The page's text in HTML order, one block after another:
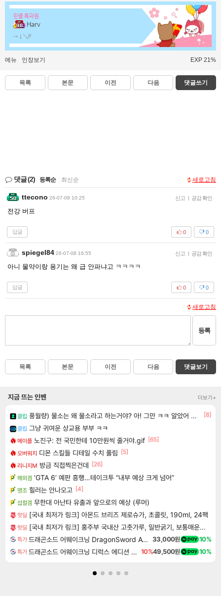
린클 특파원
Harv
→↓↘P
메뉴 인장보기 EXP 21%
목록 본문 이전 다음 댓글쓰기
댓글(2) 등록순 최신순 새로고침
ttecono 26-07-08 10:25 신고 | 공감 확인
전강 버프
답글 0
0
spiegel84 26-07-08 16:55 신고 | 공감 확인
아니 물약이랑 용기는 왜 급 안파냐고 ㅋㅋㅋㅋ
답글 0
0
새로고침
등록
목록 본문 이전 다음 댓글보기
지금 뜨는 인벤 더보기+
클립 풍월량) 물소는 왜 물소라고 하는거야? 아! 그만 ㅋㅋ 알았어 ㅋㅋ
[8]
클립 그냥 귀여운 상교용 부부 ㅋㅋ
메이플 노진구: 전 국민한테 10만원씩 줄거야.gif [65]
오버워치 디몬 스킬들 디테일 수치 풀림 [5]
리니지M 방금 직접찍은건데 [26]
해외겜 ‘GTA 6’ 예판 흥행…테이크투 “내부 예상 크게 넘어”
명조 힐러는 안나오고 [4]
섭컬겜 무한대 아난타 유출과 앞으로의 예상 (루머)
핫딜 [국내 최저가 링크] 아몬드 브리즈 제로슈가, 초콜릿, 190ml, 24팩
핫딜 [국내 최저가 링크] 홍주부 국내산 고춧가루, 일반굵기, 보통매운맛, 1kg, 1개
특가 드래곤소드 어웨이크닝 DragonSword Awakening 33,000원 10%
특가 드래곤소드 어웨이크닝 디럭스 에디션 DragonSword Awakening Deluxe Edition 10%49,500원 10%